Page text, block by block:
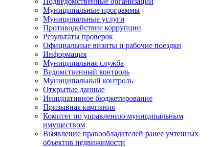
Муниципальные программы
Муниципальные услуги
Противодействие коррупции
Результаты проверок
Официальные визиты и рабочие поездки
Информация
Муниципальная служба
Ведомственный контроль
Муниципальный контроль
Открытые данные
Инициативное бюджетирование
Призывная кампания
Комитет по управлению муниципальным
имуществом
Выявление правообладателей ранее учтенных
объектов недвижимости